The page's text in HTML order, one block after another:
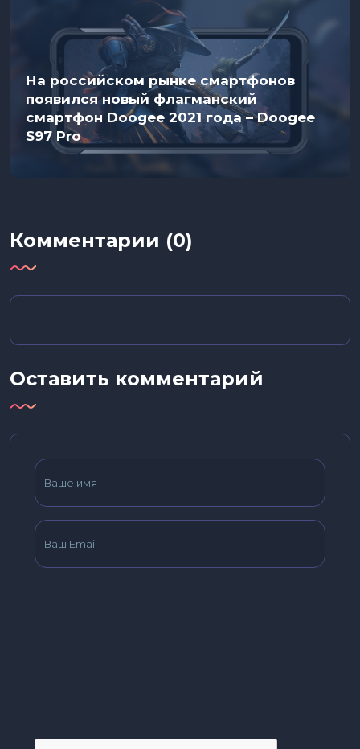
На российском рынке смартфонов
появился новый флагманский
смартфон Doogee 2021 года – Doogee
S97 Pro
Комментарии (0)
Оставить комментарий